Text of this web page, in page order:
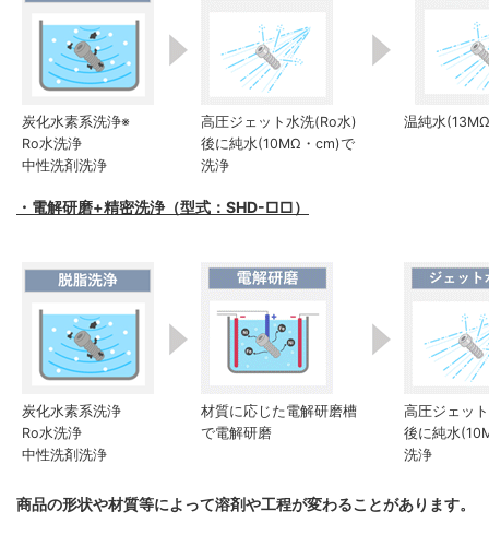
炭化水素系洗浄※
Ro水洗浄
中性洗剤洗浄
高圧ジェット水洗(Ro水)
後に純水(10MΩ・cm)で
洗浄
温純水
・電解研磨+精密洗浄（型式：SHD-□□）
炭化水素系洗浄
Ro水洗浄
中性洗剤洗浄
材質に応じた電解研磨槽
で電解研磨
高圧ジェッ
後に純水
洗浄
商品の形状や材質等によって溶剤や工程が変わることがあります。